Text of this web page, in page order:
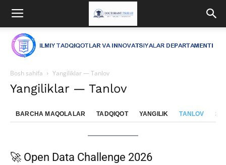
Bosh sahifa Yangiliklar — Tanlov
Yangiliklar — Tanlov
BARCHA MAQOLALAR TADQIQOT YANGILIK TANLOV
🚀 Open Data Challenge 2026